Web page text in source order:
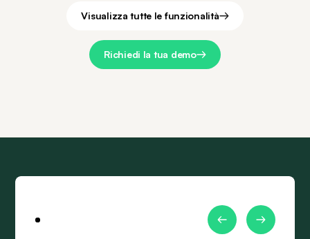
Visualizza tutte le funzionalità
Richiedi la tua demo